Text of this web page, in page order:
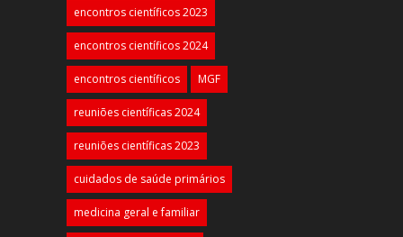
encontros científicos 2023
encontros científicos 2024
encontros científicos MGF
reuniões científicas 2024
reuniões científicas 2023
cuidados de saúde primários
medicina geral e familiar